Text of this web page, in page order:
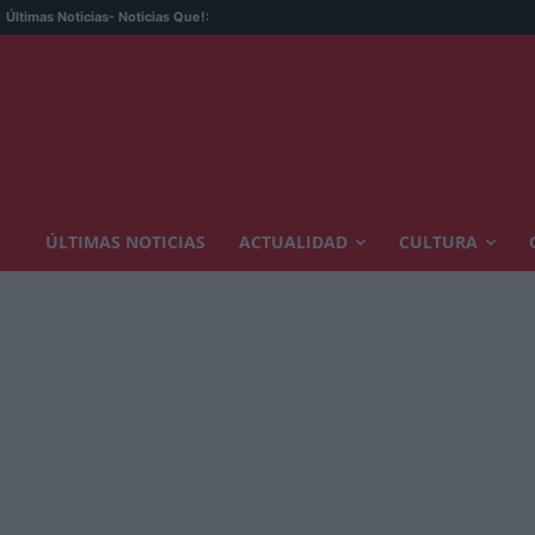
Últimas Noticias- Noticias Que!:
ÚLTIMAS NOTICIAS ACTUALIDAD CULTURA